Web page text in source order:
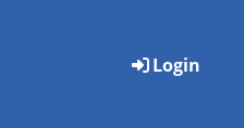
Login